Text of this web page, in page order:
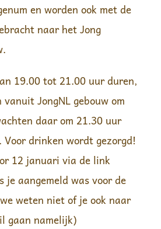
en worden ook met de
naar het Jong
19.00 tot 21.00 uur duren,
JongNL gebouw om
daar om 21.30 uur
drinken wordt gezorgd!
12 januari via de link
je aangemeld was voor de
weten niet of je ook naar
gaan namelijk)